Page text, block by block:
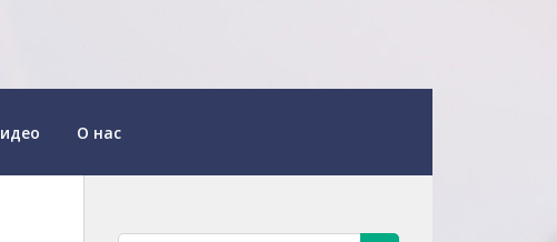
О нас